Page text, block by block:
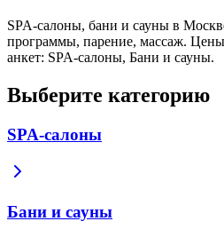
SPA-салоны, бани и сауны в
программы, парение, массаж.
анкет: SPA-салоны, Бани и сауны.
Выберите категорию
SPA-салоны
Бани и сауны